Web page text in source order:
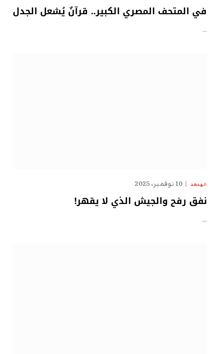
في المتحف المصري الكبير.. قرآنٌ يُشعل الجدل
…
الهدهد 10 نوفمبر، 2025
نفق رفح والجيش الذي لا يقهر!
…